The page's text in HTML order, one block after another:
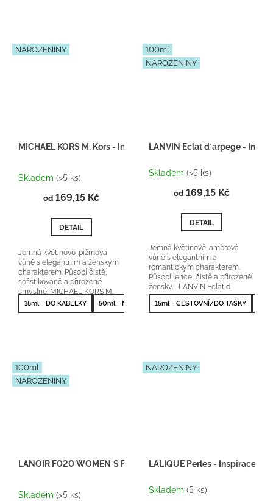
NAROZENINY
MICHAEL KORS M. Kors - Inspirace F002
hodnocení
je
z
5
Skladem (>5 ks)
od 169,15 Kč
DETAIL
Jemná květinovo-pižmová
vůně s elegantním a ženským
charakterem. Působí čistě,
sofistikovaně a přirozeně
smyslně. MICHAEL KORS M.
Kors orientační...
15ml - DO KABELKY 50ml - NEJPRODÁVANĚJŠÍ
100ml
NAROZENINY
LANVIN Eclat d´arpege -
Skladem (>5 ks)
od 169,15 Kč
DETAIL
Jemná květinově-ambrová
vůně s elegantním a
romantickým charakterem.
Působí lehce, čistě a přirozeně
žensky. LANVIN Eclat d
´arpege orientační...
15ml - CESTOVNÍ/DO TAŠKY
100ml
NAROZENINY
LANOIR F020 WOMEN´S PARFUM
hodnocení
Skladem (>5 ks)
NAROZENINY
LALIQUE Perles - Inspirace
Skladem (5 ks)